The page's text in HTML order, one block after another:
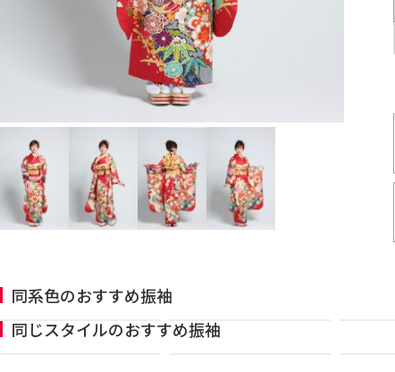
同系色のおすすめ振袖
同じスタイルのおすすめ振袖